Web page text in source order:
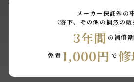
メーカー保証外の
（落下、その他の偶然の
3年間 の補償
免責 1,000円 で